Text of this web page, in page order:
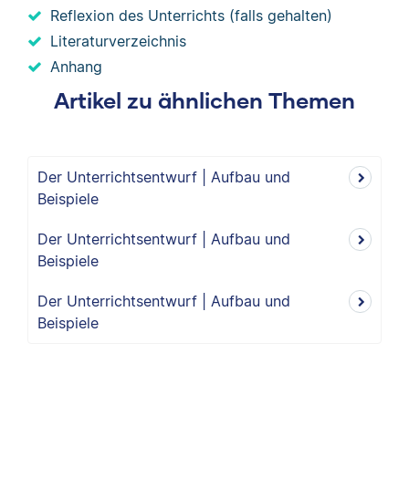
Reflexion des Unterrichts (falls gehalten)
Literaturverzeichnis
Anhang
Artikel zu ähnlichen Themen
Der Unterrichtsentwurf | Aufbau und
Beispiele
Der Unterrichtsentwurf | Aufbau und
Beispiele
Der Unterrichtsentwurf | Aufbau und
Beispiele